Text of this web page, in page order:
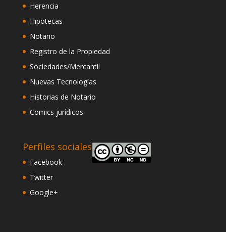
Herencia
Hipotecas
Notario
Registro de la Propiedad
Sociedades/Mercantil
Nuevas Tecnologías
Historias de Notario
Comics jurídicos
Perfiles sociales
Facebook
Twitter
Google+